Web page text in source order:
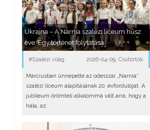
Ukrajna – A Narnia szalézi líceum húsz
éve: Egy történet folytatása
#Szalézi világ 2026-04-09, Csütörtök
Márciusban ünnepelte az odesszai „Narnia”
szalézi líceum alapításának 20. évfordulóját. A
jubileum örömteli alkalommá vált arra, hogy a
hála, az..